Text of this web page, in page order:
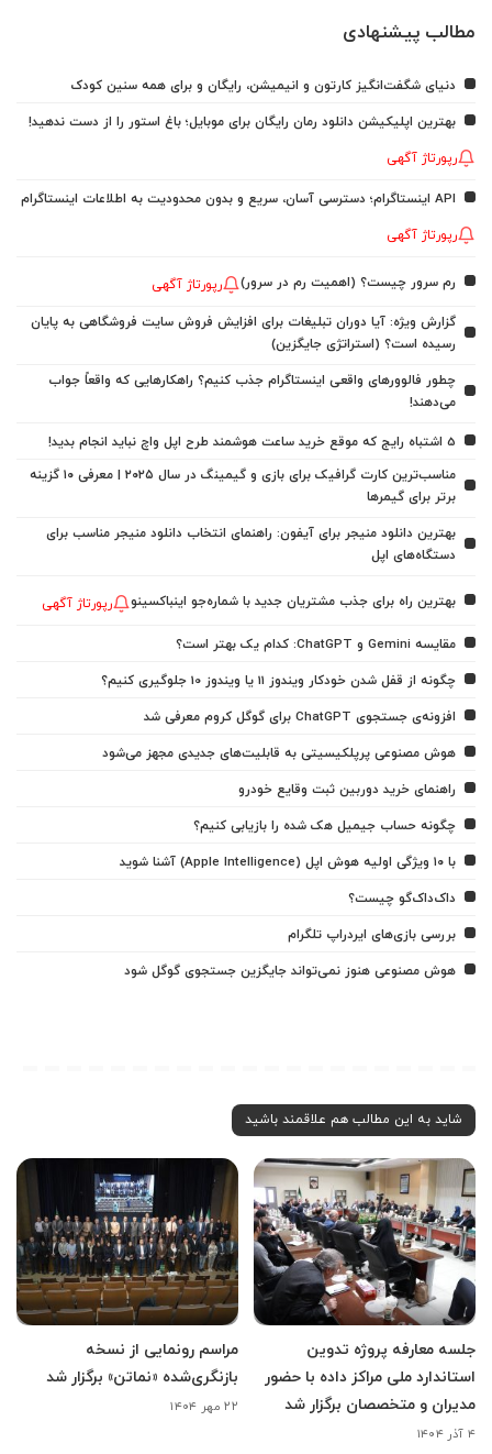
مطالب پیشنهادی
دنیای شگفت‌انگیز کارتون و انیمیشن، رایگان و برای همه سنین کودک
بهترین اپلیکیشن دانلود رمان رایگان برای موبایل؛ باغ استور را از دست ندهید!
رپورتاژ آگهی
API اینستاگرام؛ دسترسی آسان، سریع و بدون محدودیت به اطلاعات اینستاگرام
رپورتاژ آگهی
رم سرور چیست؟ (اهمیت رم در سرور) رپورتاژ آگهی
گزارش ویژه: آیا دوران تبلیغات برای افزایش فروش سایت فروشگاهی به پایان
رسیده است؟ (استراتژی جایگزین)
چطور فالوورهای واقعی اینستاگرام جذب کنیم؟ راهکارهایی که واقعاً جواب
می‌دهند!
5 اشتباه رایج که موقع خرید ساعت هوشمند طرح اپل واچ نباید انجام بدید!
مناسب‌ترین کارت گرافیک برای بازی و گیمینگ در سال ۲۰۲۵ | معرفی ۱۰ گزینه
برتر برای گیمرها
بهترین دانلود منیجر برای آیفون: راهنمای انتخاب دانلود منیجر مناسب برای
دستگاه‌های اپل
بهترین راه برای جذب مشتریان جدید با شماره‌جو اینباکسینو رپورتاژ آگهی
مقایسه Gemini و ChatGPT: کدام یک بهتر است؟
چگونه از قفل شدن خودکار ویندوز 11 یا ویندوز 10 جلوگیری کنیم؟
افزونه‌ی جستجوی ChatGPT برای گوگل کروم معرفی شد
هوش مصنوعی پرپلکیسیتی به قابلیت‌های جدیدی مجهز می‌شود
راهنمای خرید دوربین ثبت وقایع خودرو
چگونه حساب جیمیل هک شده را بازیابی کنیم؟
با ۱۰ ویژگی اولیه هوش اپل (Apple Intelligence) آشنا شوید
داک‌داک‌گو چیست؟
بررسی بازی‌های ایردراپ تلگرام
هوش مصنوعی هنوز نمی‌تواند جایگزین جستجوی گوگل شود
شاید به این مطالب هم علاقمند باشید
جلسه معارفه پروژه تدوین
استاندارد ملی مراکز داده با حضور
مدیران و متخصصان برگزار شد
۴ آذر ۱۴۰۴
مراسم رونمایی از نسخه
بازنگری‌شده «نماتن» برگزار شد
۲۲ مهر ۱۴۰۴